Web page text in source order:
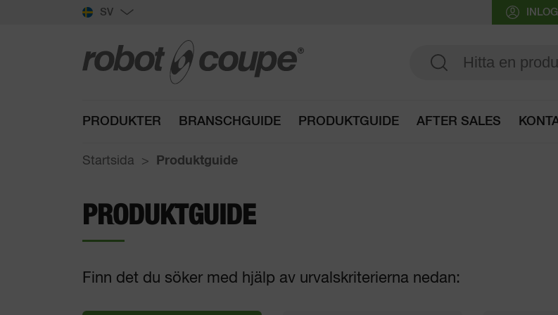
SV
PRODUKTER BRANSCHGUIDE PRODUKTGUIDE AFTER SALES
Startsida Produktguide
PRODUKTGUIDE
Finn det du söker med hjälp av urvalskriterierna nedan:
Öppna produktguide